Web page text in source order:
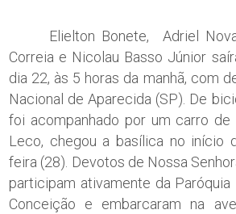
Elielton Bonete, Adriel
Correia e Nicolau Basso Júnior
dia 22, às 5 horas da manhã, com
Nacional de Aparecida (SP). De
foi acompanhado por um carro
Leco, chegou a basílica no início
feira (28). Devotos de Nossa
participam ativamente da Paróquia
Conceição e embarcaram na